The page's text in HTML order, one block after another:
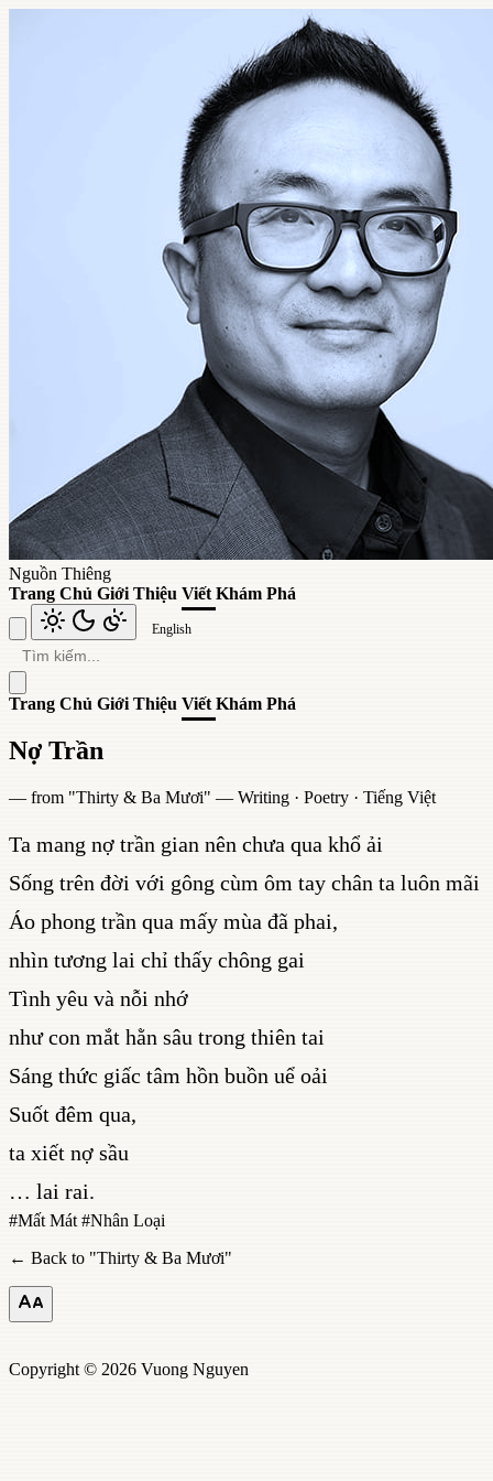
Nguồn Thiêng
Trang Chủ Giới Thiệu Viết Khám Phá
English
Trang Chủ Giới Thiệu Viết Khám Phá
Nợ Trần
— from "Thirty & Ba Mươi" —Writing · Poetry · Tiếng Việt
Ta mang nợ trần gian nên chưa qua khổ ải
Sống trên đời với gông cùm ôm tay chân ta luôn mãi
Áo phong trần qua mấy mùa đã phai,
nhìn tương lai chỉ thấy chông gai
Tình yêu và nỗi nhớ
như con mắt hằn sâu trong thiên tai
Sáng thức giấc tâm hồn buồn uể oải
Suốt đêm qua,
ta xiết nợ sầu
… lai rai.
#Mất Mát #Nhân Loại
← Back to "Thirty & Ba Mươi"
Copyright © 2026 Vuong Nguyen